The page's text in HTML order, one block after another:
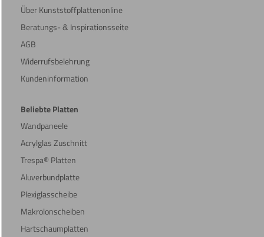
Über Kunststoffplattenonline
Beratungs- & Inspirationsseite
AGB
Widerrufsbelehrung
Kundeninformation
Beliebte Platten
Wandpaneele
Acrylglas Zuschnitt
Trespa® Platten
Aluverbundplatte
Plexiglasscheibe
Makrolonscheiben
Hartschaumplatten